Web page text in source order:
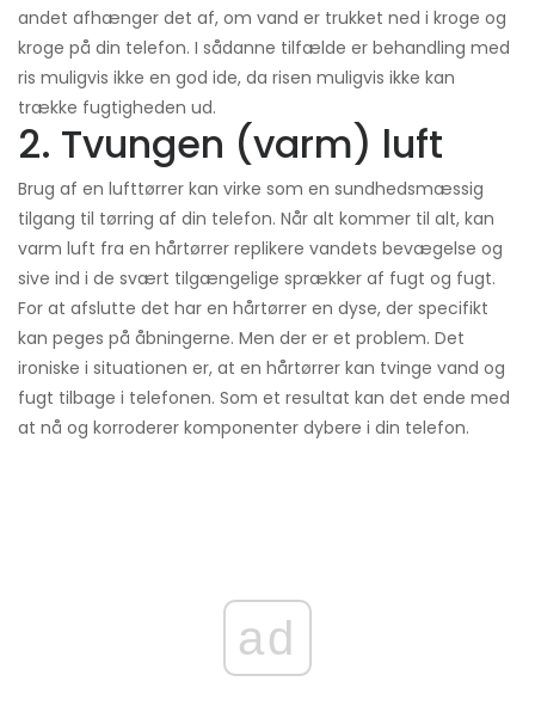
andet afhænger det af, om vand er trukket ned i kroge og
kroge på din telefon. I sådanne tilfælde er behandling med
ris muligvis ikke en god ide, da risen muligvis ikke kan
trække fugtigheden ud.
2. Tvungen (varm) luft
Brug af en lufttørrer kan virke som en sundhedsmæssig
tilgang til tørring af din telefon. Når alt kommer til alt, kan
varm luft fra en hårtørrer replikere vandets bevægelse og
sive ind i de svært tilgængelige sprækker af fugt og fugt.
For at afslutte det har en hårtørrer en dyse, der specifikt
kan peges på åbningerne. Men der er et problem. Det
ironiske i situationen er, at en hårtørrer kan tvinge vand og
fugt tilbage i telefonen. Som et resultat kan det ende med
at nå og korroderer komponenter dybere i din telefon.
ad